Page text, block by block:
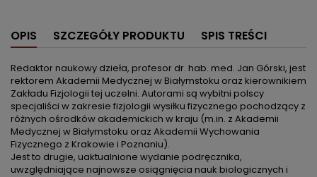
OPIS SZCZEGÓŁY PRODUKTU SPIS TREŚCI
Redaktor naukowy dzieła, profesor dr. hab. med. Jan Górski, jest
rektorem Akademii Medycznej w Białymstoku oraz kierownikiem
Zakładu Fizjologii tej uczelni. Autorami są wybitni polscy
specjaliści w zakresie fizjologii wysiłku fizycznego pochodzący z
różnych ośrodków akademickich w kraju (m.in. z Akademii
Medycznej w Białymstoku oraz Akademii Wychowania
Fizycznego z Krakowie i Poznaniu).
Jest to drugie, uaktualnione wydanie podręcznika,
uwzględniające najnowsze osiągnięcia nauk biologicznych i